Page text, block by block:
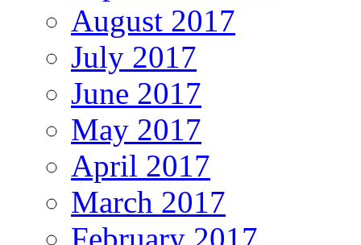
August 2017
July 2017
June 2017
May 2017
April 2017
March 2017